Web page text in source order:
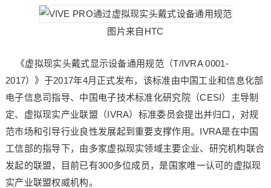
图片来自HTC
《虚拟现实头戴式显示设备通用规范（T/IVRA 0001-
2017）》于2017年4月正式发布，该标准由中国工业和信息化部
电子信息司指导、中国电子技术标准化研究院（CESI）主导制
定、虚拟现实产业联盟（IVRA）标准委员会提出并归口，对规
范市场和引导行业良性发展起到重要支撑作用。IVRA是在中国
工信部的指导下，由多家虚拟现实领域主要企业、研究机构联合
发起的联盟，目前已有300多位成员，是国家唯一认可的虚拟现
实产业联盟权威机构。